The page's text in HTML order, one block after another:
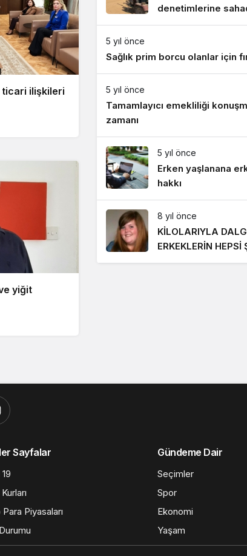
ticari ilişkileri
yiğit
denetimlerine
5 yıl önce
Sağlık prim borcu olanlar için
5 yıl önce
Tamamlayıcı emekliliği
zamanı
5 yıl önce
Erken yaşlanana
hakkı
8 yıl önce
KİLOLARIYLA
ERKEKLERİN HEPSİ
PEŞİNDE! SON
Sayfalar
Piyasaları
Gündeme Dair
Seçimler
Spor
Ekonomi
Yaşam